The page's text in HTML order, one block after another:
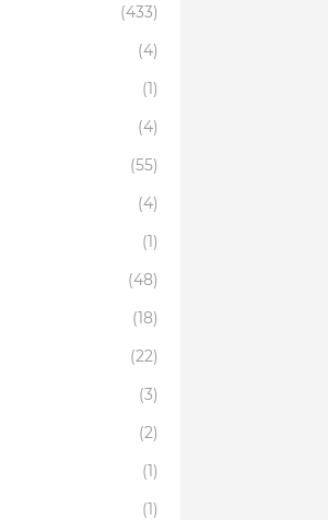
(433)
(4)
(1)
(4)
(55)
(4)
(1)
(48)
(18)
(22)
(3)
(2)
(1)
(1)